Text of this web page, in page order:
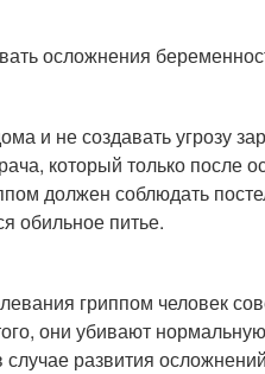
осложнения
и не создавать угрозу
который только после
должен соблюдать
обильное питье.
гриппом человек
они убивают
случае развития